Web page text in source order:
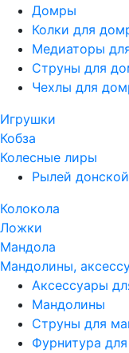
Домры
Колки для
Медиаторы
Струны для
Чехлы для
Игрушки
Кобза
Колесные лиры
Рылей донской
Колокола
Ложки
Мандола
Мандолины,
Аксессуары
Мандолины
Струны для
Фурнитура